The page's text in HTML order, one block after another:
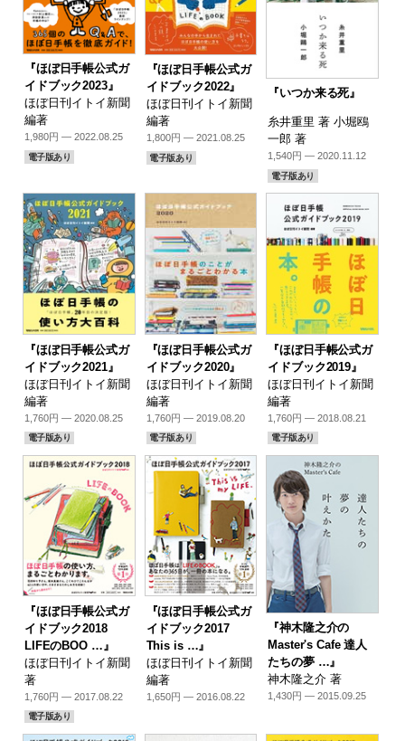
『ほぼ日手帳公式ガ
イドブック2023』
ほぼ日刊イトイ新聞
編著
1,980円 — 2022.08.25
電子版あり
『ほぼ日手帳公式ガ
イドブック2022』
ほぼ日刊イトイ新聞
編著
1,800円 — 2021.08.25
電子版あり
『いつか来る死』
糸井重里 著 小堀鴎
一郎 著
1,540円 — 2020.11.12
電子版あり
『ほぼ日手帳公式ガ
イドブック2021』
ほぼ日刊イトイ新聞
編著
1,760円 — 2020.08.25
電子版あり
『ほぼ日手帳公式ガ
イドブック2020』
ほぼ日刊イトイ新聞
編著
1,760円 — 2019.08.20
電子版あり
『ほぼ日手帳公式ガ
イドブック2019』
ほぼ日刊イトイ新聞
編著
1,760円 — 2018.08.21
電子版あり
『ほぼ日手帳公式ガ
イドブック2018
LIFEのBOO …』
ほぼ日刊イトイ新聞
著
1,760円 — 2017.08.22
電子版あり
『ほぼ日手帳公式ガ
イドブック2017
This is …』
ほぼ日刊イトイ新聞
編著
1,650円 — 2016.08.22
『神木隆之介の
Master's Cafe 達人
たちの夢 …』
神木隆之介 著
1,430円 — 2015.09.25